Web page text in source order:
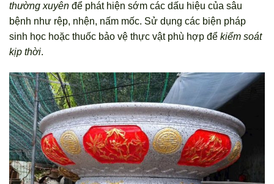
thường xuyên để phát hiện sớm các dấu hiệu của sâu
bệnh như rệp, nhện, nấm mốc. Sử dụng các biện pháp
sinh học hoặc thuốc bảo vệ thực vật phù hợp để kiểm soát
kịp thời.